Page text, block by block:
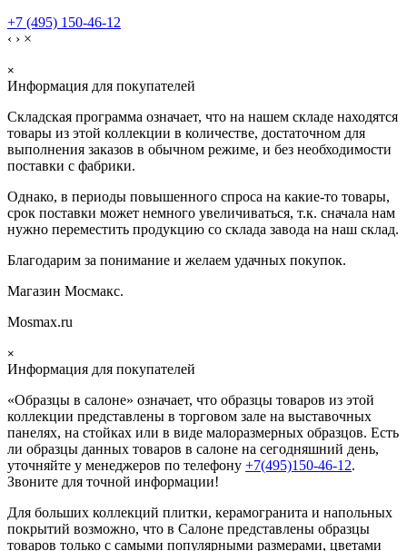
+7 (495) 150-46-12
‹ › ×
×
Информация для покупателей
Складская программа означает, что на нашем складе находятся
товары из этой коллекции в количестве, достаточном для
выполнения заказов в обычном режиме, и без необходимости
поставки с фабрики.
Однако, в периоды повышенного спроса на какие-то товары,
срок поставки может немного увеличиваться, т.к. сначала нам
нужно переместить продукцию со склада завода на наш склад.
Благодарим за понимание и желаем удачных покупок.
Магазин Мосмакс.
Mosmax.ru
×
Информация для покупателей
«Образцы в салоне» означает, что образцы товаров из этой
коллекции представлены в торговом зале на выставочных
панелях, на стойках или в виде малоразмерных образцов. Есть
ли образцы данных товаров в салоне на сегодняшний день,
уточняйте у менеджеров по телефону +7(495)150-46-12.
Звоните для точной информации!
Для больших коллекций плитки, керамогранита и напольных
покрытий возможно, что в Салоне представлены образцы
товаров только с самыми популярными размерами, цветами